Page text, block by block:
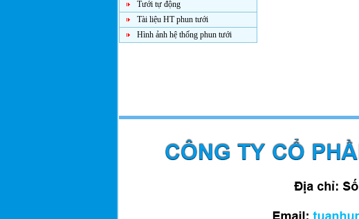
Tưới tự động
Tài liệu HT phun tưới
Hình ảnh hệ thống phun tưới